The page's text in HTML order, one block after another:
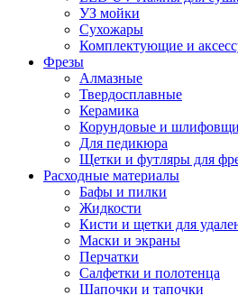
УЗ мойки
Сухожары
Комплектующие и
Фрезы
Алмазные
Твердосплавные
Керамика
Корундовые и
Для педикюра
Щетки и футляры для
Расходные материалы
Бафы и пилки
Жидкости
Кисти и щетки для
Маски и экраны
Перчатки
Салфетки и полотенца
Шапочки и тапочки